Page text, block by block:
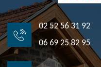
02 52 56 31 92
06 69 25 82 95